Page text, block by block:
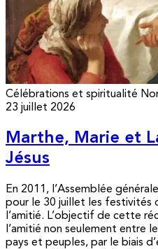
Célébrations et spiritualité
23 juillet 2026
Marthe, Marie et
Jésus
En 2011, l’Assemblée
pour le 30 juillet les festivités
l’amitié. L’objectif de cette
l’amitié non seulement entre
pays et peuples, par le biais